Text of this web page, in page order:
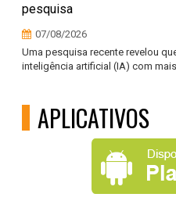
pesquisa
07/08/2026
Uma pesquisa recente revelou
inteligência artificial (IA) com
APLICATIVOS